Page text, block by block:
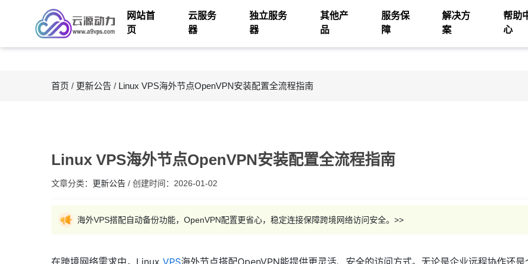
网站首
页
云服务
器
独立服务
器
其他产
品
服务保
障
解决方
案
帮助
心
首页 / 更新公告 / Linux VPS海外节点OpenVPN安装配置全流程指南
Linux VPS海外节点OpenVPN安装配置全流程指南
文章分类： 更新公告 / 创建时间： 2026-01-02
海外VPS搭配自动备份功能，OpenVPN配置更省心，稳定连接保障跨境网络访问安全。>>
在跨境网络需求中，Linux VPS海外节点搭配OpenVPN能提供更灵活、安全的访问方式。无论是企业远程协作还是